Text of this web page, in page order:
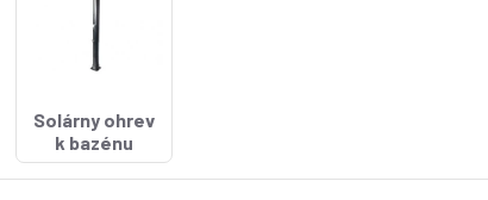
Solárny ohrev
k bazénu